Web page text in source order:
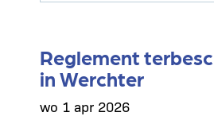
Reglement
in Werchter
wo 1 apr 2026